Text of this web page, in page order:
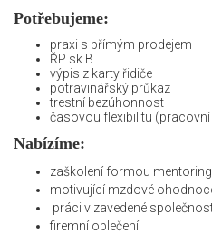
Potřebujeme:
praxi s přímým prodejem
ŘP sk.B
výpis z karty řidiče
potravinářský průkaz
trestní bezúhonnost
časovou flexibilitu
Nabízíme:
zaškolení formou
motivující mzdové
práci v zavedené
firemní oblečení